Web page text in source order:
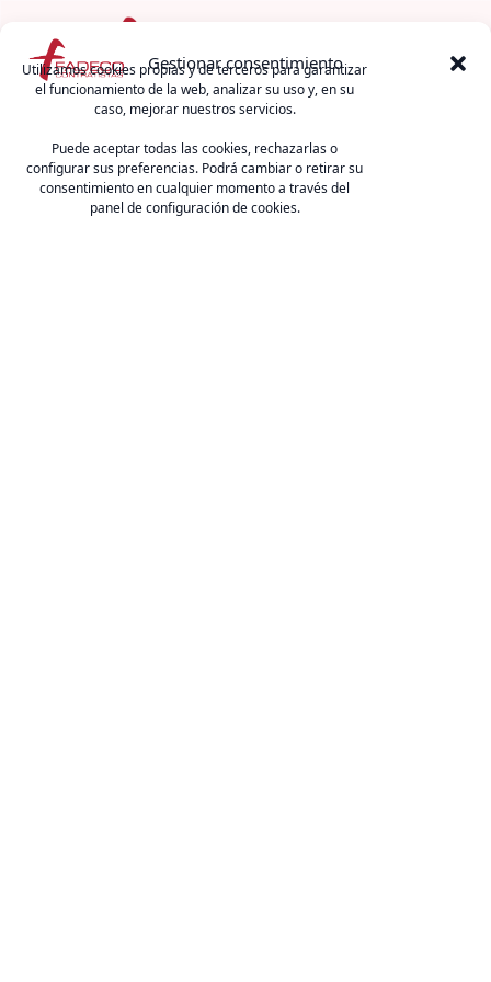
Gestionar consentimiento
Utilizamos cookies propias y de terceros para garantizar
el funcionamiento de la web, analizar su uso y, en su
caso, mejorar nuestros servicios.
Puede aceptar todas las cookies, rechazarlas o
configurar sus preferencias. Podrá cambiar o retirar su
consentimiento en cualquier momento a través del
panel de configuración de cookies.
Menú
C/ Arquímedes 2 (Edif. CSEA), 41092, Sevilla.
E-mail:fcontratistas@fadecocontratistas.es
Teléfono:954 467 126